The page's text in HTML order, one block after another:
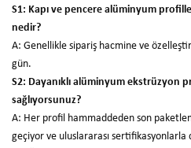
S1: Kapı ve pencere alüminyum
nedir?
A: Genellikle sipariş hacmine ve
gün.
S2: Dayanıklı alüminyum ekstrüzyon
sağlıyorsunuz?
A: Her profil hammaddeden son
geçiyor ve uluslararası sertifikasyonlarla